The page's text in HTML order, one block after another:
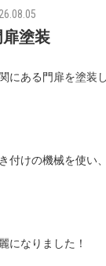
扉塗装
にある門扉を塗装
付けの機械を使い
になりました！